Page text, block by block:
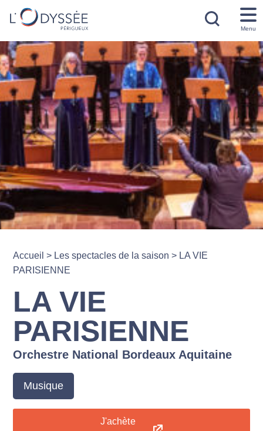
Menu
Accueil > Les spectacles de la saison > LA VIE
PARISIENNE
LA VIE
PARISIENNE
Orchestre National Bordeaux Aquitaine
Musique
J'achète